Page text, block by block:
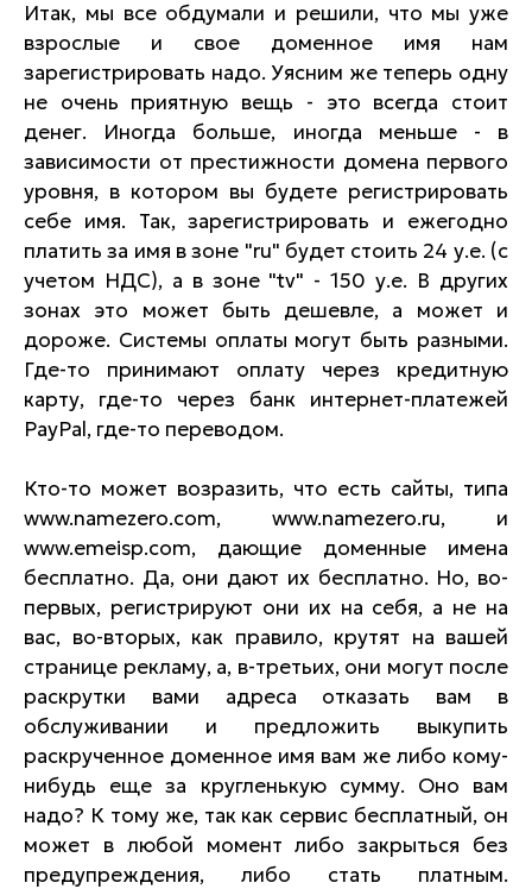
Итак, мы все обдумали и решили, что мы уже
взрослые и свое доменное имя нам
зарегистрировать надо. Уясним же теперь одну
не очень приятную вещь - это всегда стоит
денег. Иногда больше, иногда меньше - в
зависимости от престижности домена первого
уровня, в котором вы будете регистрировать
себе имя. Так, зарегистрировать и ежегодно
платить за имя в зоне "ru" будет стоить 24 у.е. (с
учетом НДС), а в зоне "tv" - 150 у.е. В других
зонах это может быть дешевле, а может и
дороже. Системы оплаты могут быть разными.
Где-то принимают оплату через кредитную
карту, где-то через банк интернет-платежей
PayPal, где-то переводом.
Кто-то может возразить, что есть сайты, типа
www.namezero.com, www.namezero.ru, и
www.emeisp.com, дающие доменные имена
бесплатно. Да, они дают их бесплатно. Но, во-
первых, регистрируют они их на себя, а не на
вас, во-вторых, как правило, крутят на вашей
странице рекламу, а, в-третьих, они могут после
раскрутки вами адреса отказать вам в
обслуживании и предложить выкупить
раскрученное доменное имя вам же либо кому-
нибудь еще за кругленькую сумму. Оно вам
надо? К тому же, так как сервис бесплатный, он
может в любой момент либо закрыться без
предупреждения, либо стать платным.